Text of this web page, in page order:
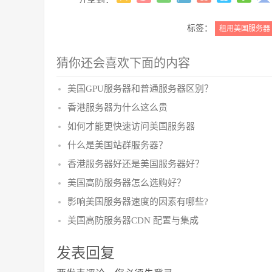
标签： 租用美国服务器
猜你还会喜欢下面的内容
美国GPU服务器和普通服务器区别？
香港服务器为什么这么贵
如何才能更快速访问美国服务器
什么是美国站群服务器？
香港服务器好还是美国服务器好？
美国高防服务器怎么选购好？
影响美国服务器速度的因素有哪些?
美国高防服务器CDN 配置与集成
发表回复